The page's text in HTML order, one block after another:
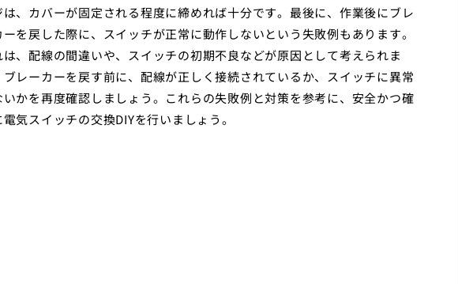
は、カバーが固定される程度に締めれば十分です。最後に、作業後にブレ
ーを戻した際に、スイッチが正常に動作しないという失敗例もあります。
は、配線の間違いや、スイッチの初期不良などが原因として考えられま
ブレーカーを戻す前に、配線が正しく接続されているか、スイッチに異常
いかを再度確認しましょう。これらの失敗例と対策を参考に、安全かつ確
電気スイッチの交換DIYを行いましょう。